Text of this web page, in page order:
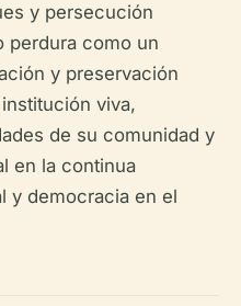
y persecución
perdura como un
y preservación
viva,
de su comunidad y
en la continua
y democracia en el